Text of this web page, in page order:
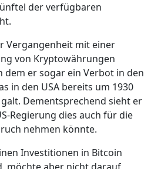
der verfügbaren
Vergangenheit mit einer
von Kryptowährungen
dem er sogar ein Verbot in den
in den USA bereits um 1930
Dementsprechend sieht er
Regierung dies auch für die
nehmen könnte.
Investitionen in Bitcoin